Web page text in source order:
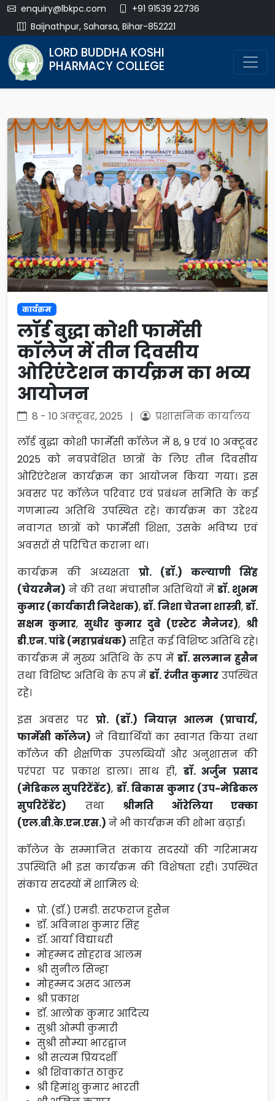
enquiry@lbkpc.com
+91 91539 22736
Baijnathpur, Saharsa, Bihar-852221
LORD BUDDHA KOSHI
PHARMACY COLLEGE
कार्यक्रम
लॉर्ड बुद्धा कोशी फार्मेसी
कॉलेज में तीन दिवसीय
ओरिएंटेशन कार्यक्रम का भव्य
आयोजन
8 - 10 अक्टूबर, 2025 |
प्रशासनिक कार्यालय
लॉर्ड बुद्धा कोशी फार्मेसी कॉलेज में 8, 9 एवं 10 अक्टूबर
2025 को नवप्रवेशित छात्रों के लिए तीन दिवसीय
ओरिएंटेशन कार्यक्रम का आयोजन किया गया। इस
अवसर पर कॉलेज परिवार एवं प्रबंधन समिति के कई
गणमान्य अतिथि उपस्थित रहे। कार्यक्रम का उद्देश्य
नवागत छात्रों को फार्मेसी शिक्षा, उसके भविष्य एवं
अवसरों से परिचित कराना था।
कार्यक्रम की अध्यक्षता प्रो. (डॉ.) कल्याणी सिंह
(चेयरमैन) ने की तथा मंचासीन अतिथियों में डॉ. शुभम
कुमार (कार्यकारी निदेशक),डॉ. निशा चेतना शास्त्री,डॉ.
सक्षम कुमार, सुधीर कुमार दुबे (एस्टेट मैनेजर), श्री
डी.एन. पांडे (महाप्रबंधक) सहित कई विशिष्ट अतिथि रहे।
कार्यक्रम में मुख्य अतिथि के रूप में डॉ. सलमान हुसैन
तथा विशिष्ट अतिथि के रूप मेंडॉ. रंजीत कुमार उपस्थित
रहे।
इस अवसर पर प्रो. (डॉ.) नियाज़ आलम (प्राचार्य,
फार्मेसी कॉलेज) ने विद्यार्थियों का स्वागत किया तथा
कॉलेज की शैक्षणिक उपलब्धियों और अनुशासन की
परंपरा पर प्रकाश डाला। साथ ही, डॉ. अर्जुन प्रसाद
(मेडिकल सुपरिटेंडेंट), डॉ. बिकास कुमार (उप-मेडिकल
सुपरिटेंडेंट) तथा श्रीमति ऑरेलिया एक्का
(एल.बी.के.एन.एस.) ने भी कार्यक्रम की शोभा बढ़ाई।
कॉलेज के सम्मानित संकाय सदस्यों की गरिमामय
उपस्थिति भी इस कार्यक्रम की विशेषता रही। उपस्थित
संकाय सदस्यों में शामिल थे:
प्रो. (डॉ.) एमडी. सरफराज हुसैन
डॉ. अविनाश कुमार सिंह
डॉ. आर्या विद्याधरी
मोहम्मद सोहराब आलम
श्री सुनील सिन्हा
मोहम्मद असद आलम
श्री प्रकाश
डॉ. आलोक कुमार आदित्य
सुश्री ओम्पी कुमारी
सुश्री सौम्या भारद्वाज
श्री सत्यम प्रियदर्शी
श्री शिवाकांत ठाकुर
श्री हिमांशु कुमार भारती